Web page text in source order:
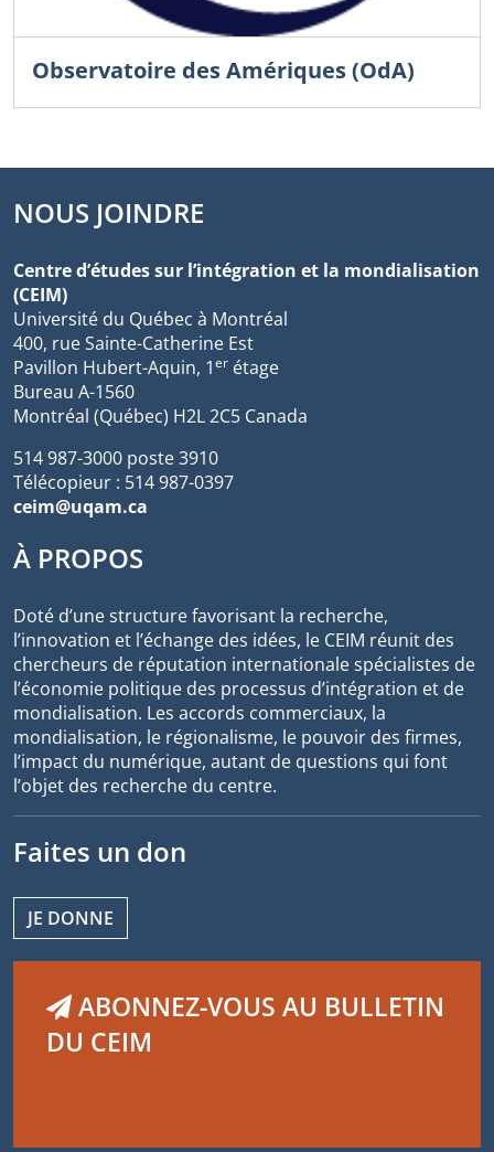
Observatoire des Amériques (OdA)
NOUS JOINDRE
Centre d’études sur l’intégration et la mondialisation
(CEIM)
Université du Québec à Montréal
400, rue Sainte-Catherine Est
Pavillon Hubert-Aquin, 1er étage
Bureau A-1560
Montréal (Québec) H2L 2C5 Canada
514 987-3000 poste 3910
Télécopieur : 514 987-0397
ceim@uqam.ca
À PROPOS
Doté d’une structure favorisant la recherche,
l’innovation et l’échange des idées, le CEIM réunit des
chercheurs de réputation internationale spécialistes de
l’économie politique des processus d’intégration et de
mondialisation. Les accords commerciaux, la
mondialisation, le régionalisme, le pouvoir des firmes,
l’impact du numérique, autant de questions qui font
l’objet des recherche du centre.
Faites un don
JE DONNE
ABONNEZ-VOUS AU BULLETIN
DU CEIM